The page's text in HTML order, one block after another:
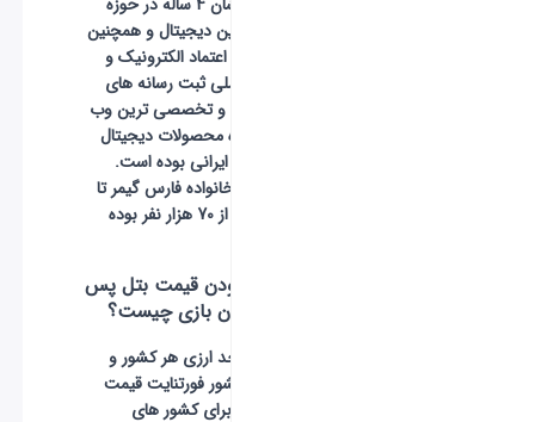
بازی های آنلاین دیجیتال و همچنین
دارا بودن نماد اعتماد الکترونیک و
نشان طلایی ملی ثبت رسانه های
دیجیتال اولین و تخصصی ترین وب
سایت در حوزه محصولات دیجیتال
برای یک گیمر ایرانی بوده است.
تعداد اعضای خانواده فارس گیمر تا
به امروز بیش از 70 هزار نفر بوده
دلیل ارزان بودن قیمت بتل پس
از قیمت درون بازی چیست؟
با توجه به واحد ارزی هر کشور و
اعتبار ارز آن کشور فورتنایت قیمت